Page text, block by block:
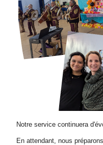
Notre service continuera
En attendant, nous